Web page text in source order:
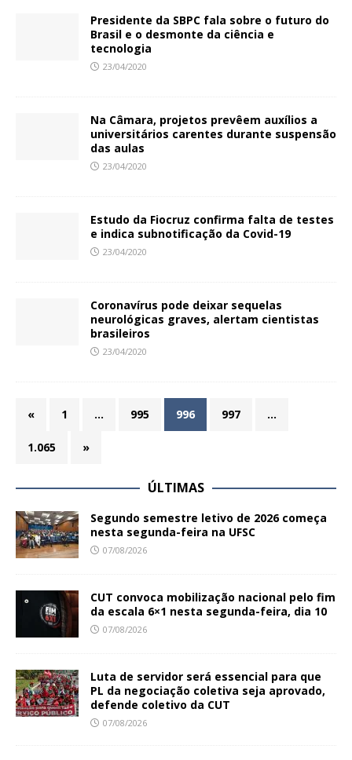
Presidente da SBPC fala sobre o futuro do
Brasil e o desmonte da ciência e
tecnologia
23/04/2020
Na Câmara, projetos prevêem auxílios a
universitários carentes durante suspensão
das aulas
23/04/2020
Estudo da Fiocruz confirma falta de testes
e indica subnotificação da Covid-19
23/04/2020
Coronavírus pode deixar sequelas
neurológicas graves, alertam cientistas
brasileiros
23/04/2020
« 1 … 995 996 997 …
1.065 »
ÚLTIMAS
Segundo semestre letivo de 2026 começa
nesta segunda-feira na UFSC
07/08/2026
CUT convoca mobilização nacional pelo fim
da escala 6×1 nesta segunda-feira, dia 10
07/08/2026
Luta de servidor será essencial para que
PL da negociação coletiva seja aprovado,
defende coletivo da CUT
07/08/2026